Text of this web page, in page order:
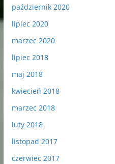
październik 2020
lipiec 2020
marzec 2020
lipiec 2018
maj 2018
kwiecień 2018
marzec 2018
luty 2018
listopad 2017
czerwiec 2017